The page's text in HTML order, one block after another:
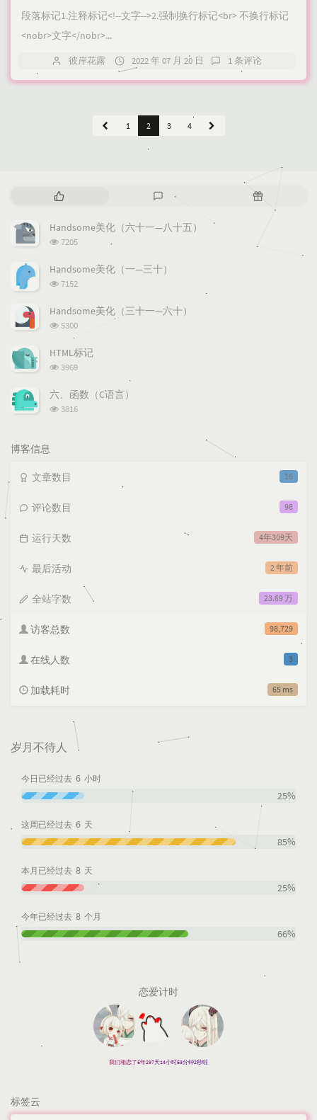
段落标记1.注释标记<!--文字-->2.强制换行标记<br> 不换行标记
<nobr>文字</nobr>...
彼岸花露 2022 年 07 月 20 日 1 条评论
1 2 3 4
热
文
章
评
论
随
Handsome美化（六十一—八十五）
浏
次
7205
Handsome美化（一—三十）
浏
次
7152
Handsome美化（三十一—六十）
浏
次
5300
HTML标记
浏
数:
3969
六、函数（C语言）
浏
3816
博客信息
16
文章数目
98
评论数目
4年309天
运行天数
2 年前
最后活动
23.69 万
全站字数
98,729
访客总数
3
在线人数
65 ms
加载耗时
岁月不待人
今日已经过去 6 小时
25%
这周已经过去 6 天
85%
本月已经过去 8 天
25%
今年已经过去 8 个月
66%
恋爱计时
我们相恋了5年297天14小时53分钟2秒啦
标签云